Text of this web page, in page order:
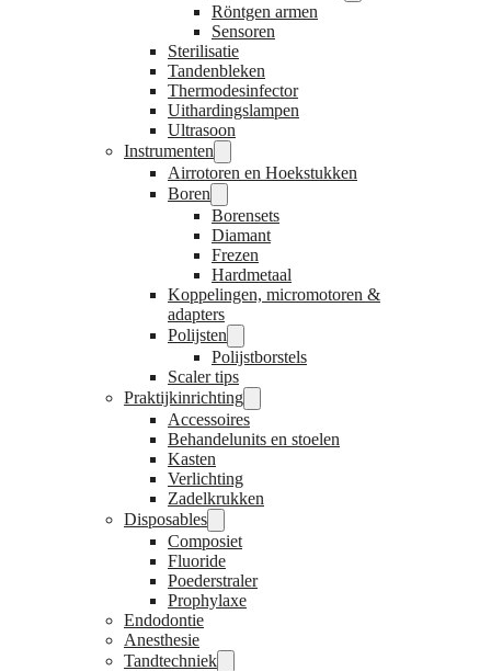
Röntgen armen
Sensoren
Sterilisatie
Tandenbleken
Thermodesinfector
Uithardingslampen
Ultrasoon
Instrumenten
Airrotoren en Hoekstukken
Boren
Borensets
Diamant
Frezen
Hardmetaal
Koppelingen, micromotoren &
adapters
Polijsten
Polijstborstels
Scaler tips
Praktijkinrichting
Accessoires
Behandelunits en stoelen
Kasten
Verlichting
Zadelkrukken
Disposables
Composiet
Fluoride
Poederstraler
Prophylaxe
Endodontie
Anesthesie
Tandtechniek